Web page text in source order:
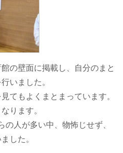
の壁面に掲載し、自分のまと
いました。
てもよくまとまっています。
ります。
の人が多い中、物怖じせず、
した。